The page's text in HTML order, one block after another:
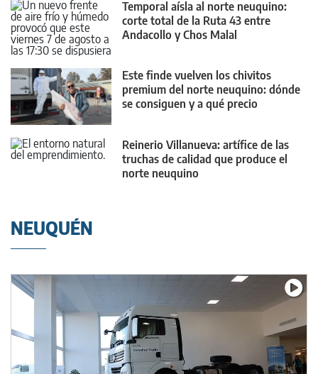
Temporal aísla al norte neuquino:
corte total de la Ruta 43 entre
Andacollo y Chos Malal
Este finde vuelven los chivitos
premium del norte neuquino: dónde
se consiguen y a qué precio
Reinerio Villanueva: artífice de las
truchas de calidad que produce el
norte neuquino
NEUQUÉN